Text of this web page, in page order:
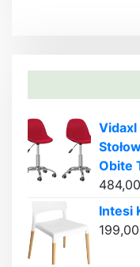
Vidaxl
Obite
484,00
Intesi
199,00